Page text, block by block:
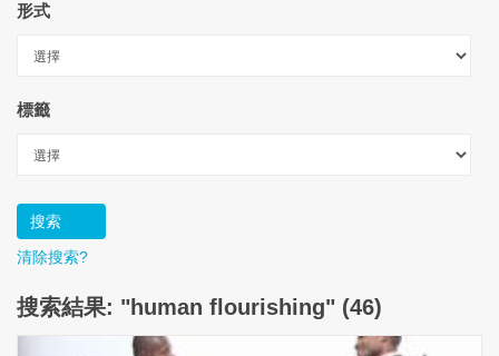
形式
標籤
清除搜索?
搜索結果: "human flourishing" (46)